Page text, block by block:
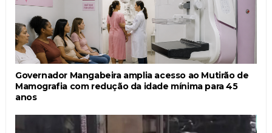
Governador Mangabeira amplia acesso ao Mutirão de
Mamografia com redução da idade mínima para 45
anos